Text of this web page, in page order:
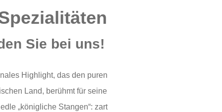
Sie bei uns!
Highlight, das den puren
Land, berühmt für seine
„königliche Stangen“: zart